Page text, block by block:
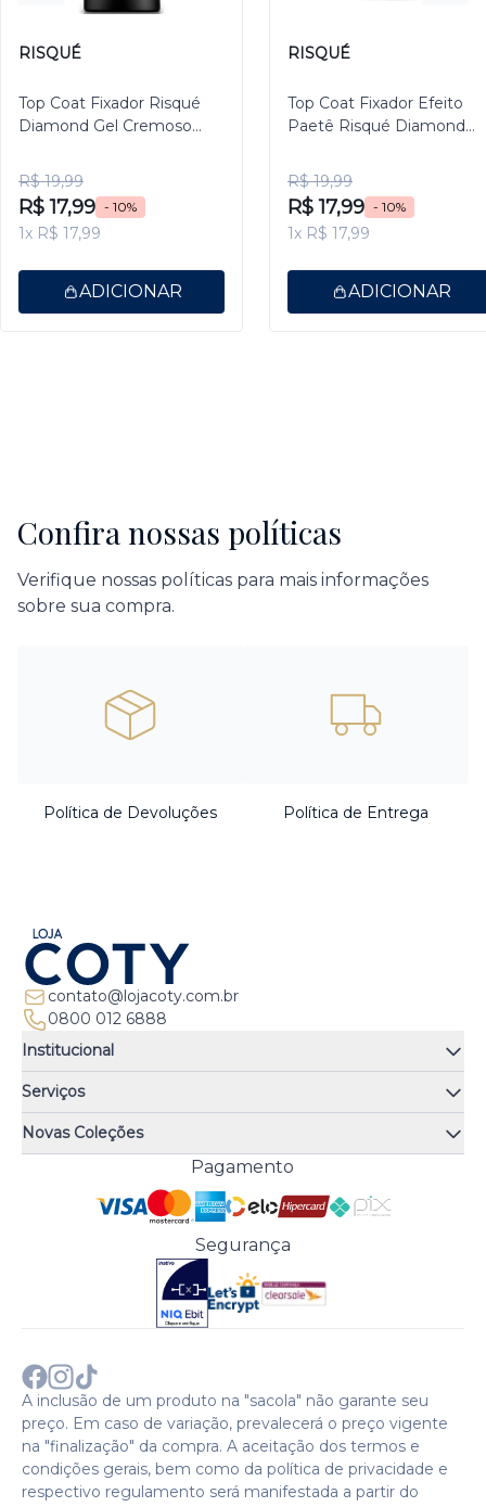
RISQUÉ
Top Coat Fixador Risqué
Diamond Gel Cremoso
R$ 19,99
R$ 17,99 - 10%
1x R$ 17,99
ADICIONAR
RISQUÉ
Top Coat Fixador Efeito
Paetê Risqué Diamond
R$ 19,99
R$ 17,99 - 10%
1x R$ 17,99
ADICIONAR
Confira nossas políticas
Verifique nossas políticas para mais informações
sobre sua compra.
Política de Devoluções Política de Entrega
contato@lojacoty.com.br
0800 012 6888
Institucional
Quem somos
Quiz de fragrâncias
Trocas e Devoluções
Troque Fácil
Perguntas Frequentes
Política de Pagamento
Política de Entrega
Política de Privacidade
Comprar com CNPJ?
Sobre a COTY no mundo
Serviços
Atendimento
Meus Pedidos
Trabalhe Conosco
Preferências de Cookies
Novas Coleções
Cenoura & Bronze
Pagamento
Segurança
A inclusão de um produto na "sacola" não garante seu
preço. Em caso de variação, prevalecerá o preço vigente
na "finalização" da compra. A aceitação dos termos e
condições gerais, bem como da política de privacidade e
respectivo regulamento será manifestada a partir do